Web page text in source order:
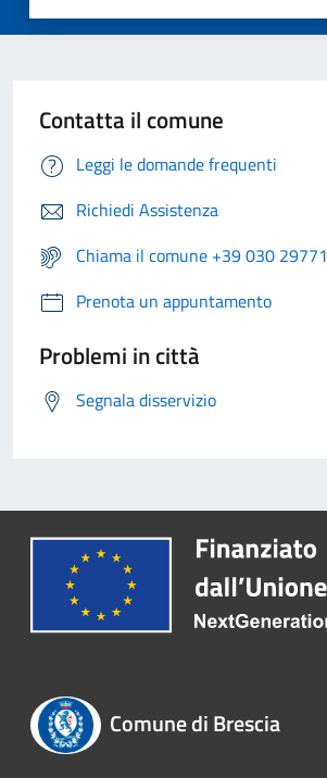
Contatta il comune
Leggi le domande frequenti
Richiedi Assistenza
Chiama il comune +39 030 29771
Prenota un appuntamento
Problemi in città
Segnala disservizio
Comune di Brescia